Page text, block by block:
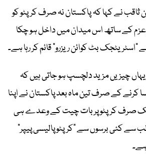
ثاقب نے کہا کہ پاکستان نہ صرف کرپٹو کو
عزم کے ساتھ اس میدان میں داخل ہو چکا
بٹ کوائن ریزرو" قائم کر رہا ہے۔
یہاں چیزیں مزید دلچسپ ہو جاتی ہیں کہ
کرنے کے صرف تین ماہ بعد پاکستان نے اپنا
تک صرف کرپٹو پر بات چیت کے وعدے ہی
سے کئی برسوں سے "کرپٹو پالیسی پیپر"
ہے۔